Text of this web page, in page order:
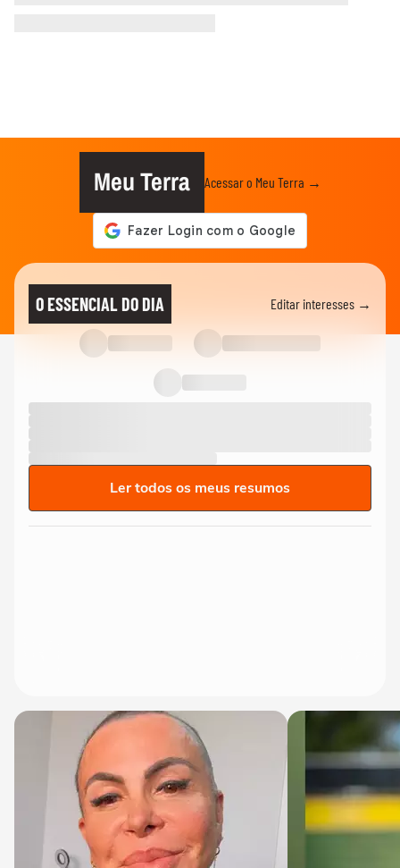
Meu Terra Acessar o Meu Terra →
O ESSENCIAL DO DIA Editar interesses →
Ler todos os meus resumos